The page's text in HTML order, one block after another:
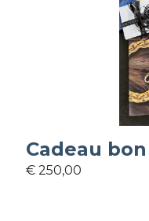
Cadeau
€ 250,00